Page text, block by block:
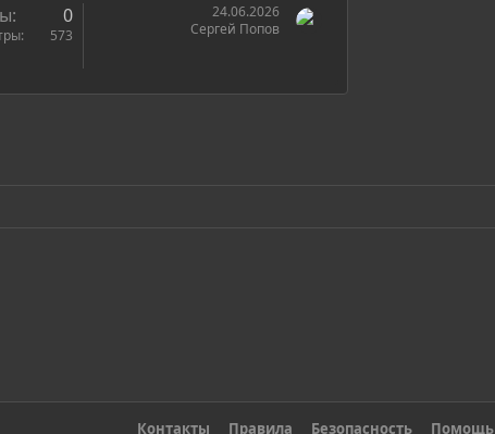
0
573
24.06.2026
Сергей Попов
Контакты Правила Безопасность Помощь